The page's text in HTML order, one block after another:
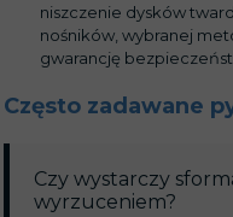
niszczenie dysków
nośników, wybranej
gwarancję
Często zadawane
Czy wystarczy
wyrzuceniem?